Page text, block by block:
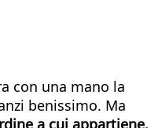
con una mano la
benissimo. Ma
a cui appartiene.